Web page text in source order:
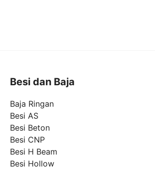
Besi dan Baja
Baja Ringan
Besi AS
Besi Beton
Besi CNP
Besi H Beam
Besi Hollow